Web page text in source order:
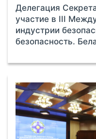
Делегация
участие в III
индустрии
безопасность.